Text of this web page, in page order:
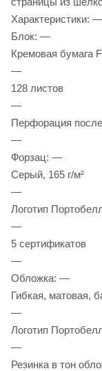
Характеристики: —
Блок: —
Кремовая бумага
—
128 листов
—
Перфорация
—
Форзац: —
Серый, 165 г/м²
—
Логотип
—
5 сертификатов
—
Обложка: —
Гибкая, матовая,
—
Логотип
—
Резинка в тон